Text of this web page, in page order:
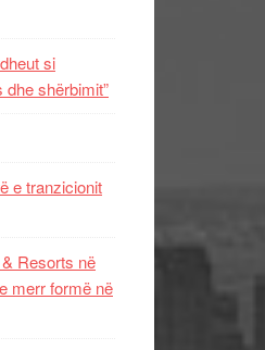
si
shërbimit”
e tranzicionit
Resorts në
merr formë në